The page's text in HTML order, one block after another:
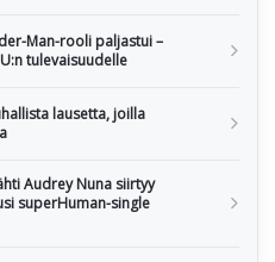
Man-rooli paljastui –
tulevaisuudelle
lausetta, joilla
Audrey Nuna siirtyy
superHuman-single